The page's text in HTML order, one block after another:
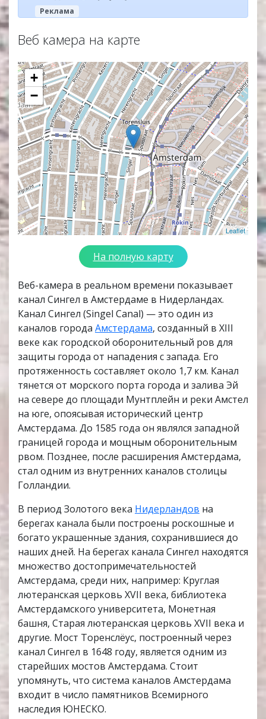
Реклама
Веб камера на карте
+
−
Leaflet
На полную карту
Веб-камера в реальном времени показывает
канал Сингел в Амстердаме в Нидерландах.
Канал Сингел (Singel Canal) — это один из
каналов города Амстердама, созданный в XIII
веке как городской оборонительный ров для
защиты города от нападения с запада. Его
протяженность составляет около 1,7 км. Канал
тянется от морского порта города и залива Эй
на севере до площади Мунтплейн и реки Амстел
на юге, опоясывая исторический центр
Амстердама. До 1585 года он являлся западной
границей города и мощным оборонительным
рвом. Позднее, после расширения Амстердама,
стал одним из внутренних каналов столицы
Голландии.
В период Золотого века Нидерландов на
берегах канала были построены роскошные и
богато украшенные здания, сохранившиеся до
наших дней. На берегах канала Сингел находятся
множество достопримечательностей
Амстердама, среди них, например: Круглая
лютеранская церковь XVII века, библиотека
Амстердамского университета, Монетная
башня, Старая лютеранская церковь XVII века и
другие. Мост Торенслёус, построенный через
канал Сингел в 1648 году, является одним из
старейших мостов Амстердама. Стоит
упомянуть, что система каналов Амстердама
входит в число памятников Всемирного
наследия ЮНЕСКО.